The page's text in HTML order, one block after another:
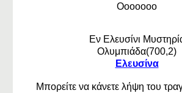
Οοοοοοο
Εν Ελευσίνι
Ολυμπιάδα(700,2)
Ελευσίνα
Μπορείτε να κάνετε λήψη του